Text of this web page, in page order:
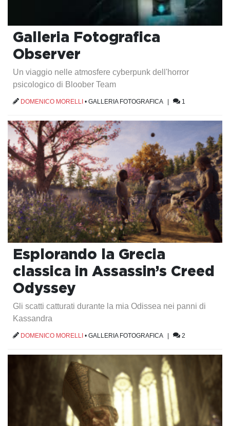
Galleria Fotografica
Observer
Un viaggio nelle atmosfere cyberpunk dell'horror
psicologico di Bloober Team
DOMENICO MORELLI • GALLERIA FOTOGRAFICA| 1
Esplorando la Grecia
classica in Assassin’s Creed
Odyssey
Gli scatti catturati durante la mia Odissea nei panni di
Kassandra
DOMENICO MORELLI • GALLERIA FOTOGRAFICA| 2